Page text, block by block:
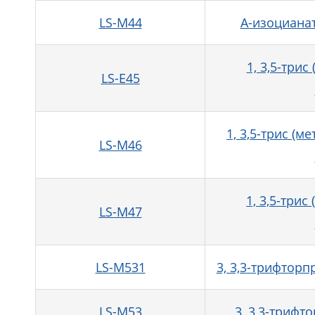
LS-M44 Α-
LS-E45
1, 3,5-
LS-M46
1, 3,5-трис
LS-M47
1, 3,5-
LS-M531 3, 3,3-
LS-M53 3, 3,3-